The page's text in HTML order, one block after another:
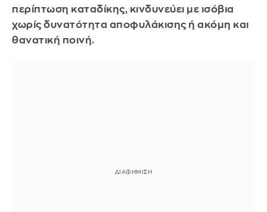
περίπτωση καταδίκης, κινδυνεύει με ισόβια
χωρίς δυνατότητα αποφυλάκισης ή ακόμη και
θανατική ποινή.